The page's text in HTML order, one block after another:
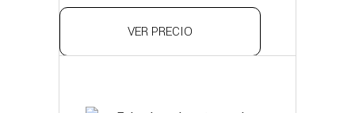
VER PRECIO